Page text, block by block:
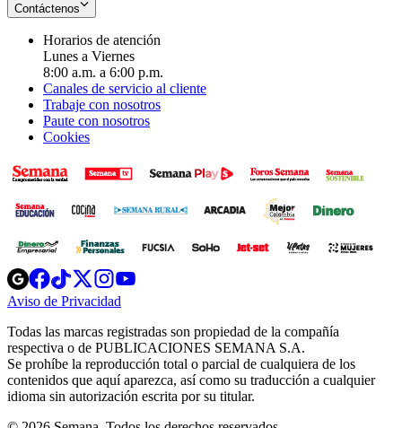
Contáctenos
Horarios de atención
Lunes a Viernes
8:00 a.m. a 6:00 p.m.
Canales de servicio al cliente
Trabaje con nosotros
Paute con nosotros
Cookies
Opens
in
new
Opens
in
new
Opens
in
new
window
Opens
new
windowwindow
Aviso de Privacidad
new
window
Todas las marcas registradas son propiedad de la compañía
respectiva o de PUBLICACIONES SEMANA S.A.
Se prohíbe la reproducción total o parcial de cualquiera de los
contenidos que aquí aparezca, así como su traducción a cualquier
idioma sin autorización escrita por su titular.